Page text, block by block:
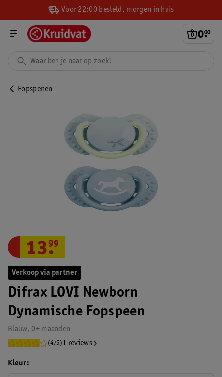
Voor 22:00 besteld, morgen in huis
0.
00
Fopspenen
Verkoop via partner
Difrax LOVI Newborn
Dynamische Fopspeen
Blauw, 0+ maanden
(4/5)1 reviews
13.
99
Kleur